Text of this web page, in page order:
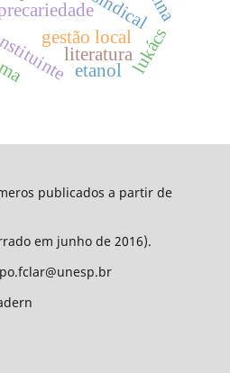
gestão local
literaturalukács
etanol
publicados a partir de
em junho de 2016).